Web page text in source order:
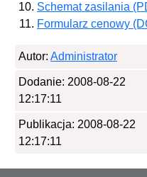
Schemat zasilania
Formularz cenowy
Autor: Administrator
Dodanie: 2008-08-22
12:17:11
Publikacja: 2008-08-22
12:17:11